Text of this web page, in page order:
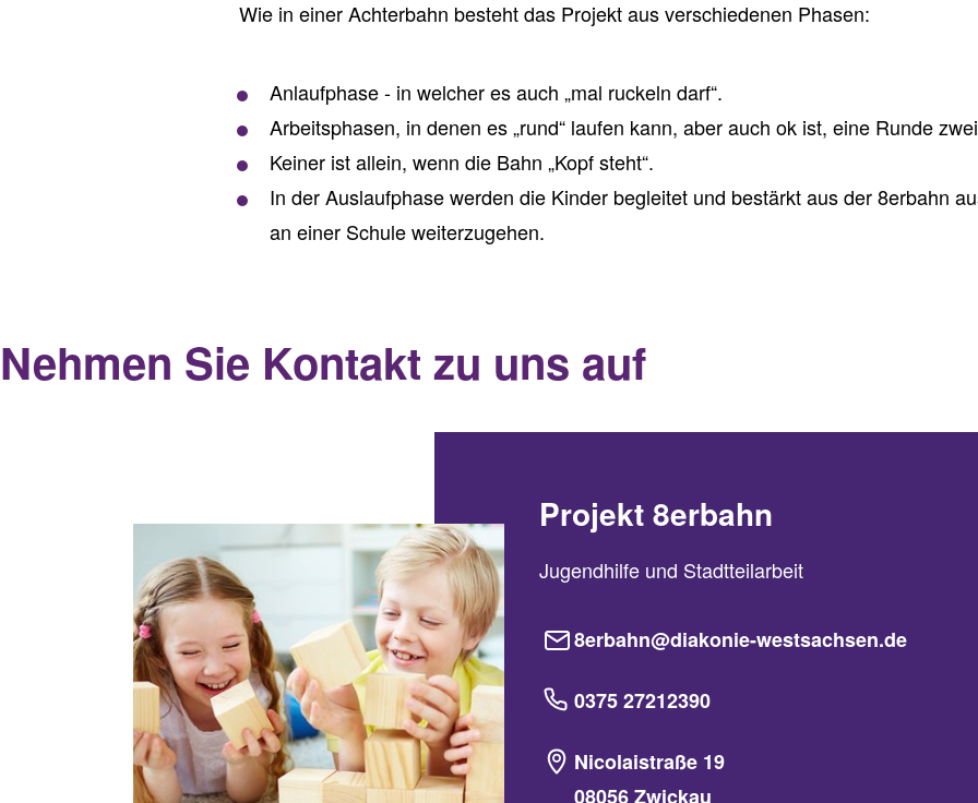
Wie in einer Achterbahn besteht das Projekt aus verschiedenen Phasen:
Anlaufphase - in welcher es auch „mal ruckeln darf“.
Arbeitsphasen, in denen es „rund“ laufen kann, aber auch ok ist, eine Runde
Keiner ist allein, wenn die Bahn „Kopf steht“.
In der Auslaufphase werden die Kinder begleitet und bestärkt aus der 8erbahn
an einer Schule weiterzugehen.
Nehmen Sie Kontakt zu uns auf
Projekt 8erbahn
Jugendhilfe und Stadtteilarbeit
8erbahn@diakonie-westsachsen.de
0375 27212390
Nicolaistraße 19
08056 Zwickau